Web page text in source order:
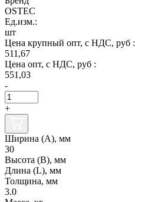
OSTEC
Ед.изм.:
шт
Цена крупный опт, с НДС, руб :
511,67
Цена опт, с НДС, руб :
551,03
-
+
Ширина (А), мм
30
Высота (В), мм
Длина (L), мм
Толщина, мм
3.0